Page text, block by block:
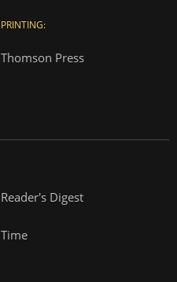
PRINTING:
Thomson Press
Reader's Digest
Time